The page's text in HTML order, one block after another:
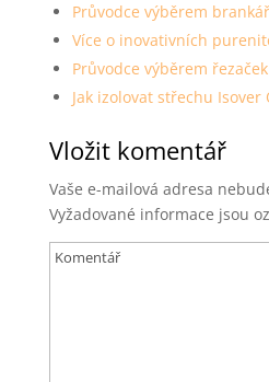
Průvodce výběrem
Více o inovativních
Průvodce výběrem
Jak izolovat střechu Isover
Vložit komentář
Vaše e-mailová adresa
Vyžadované informace jsou